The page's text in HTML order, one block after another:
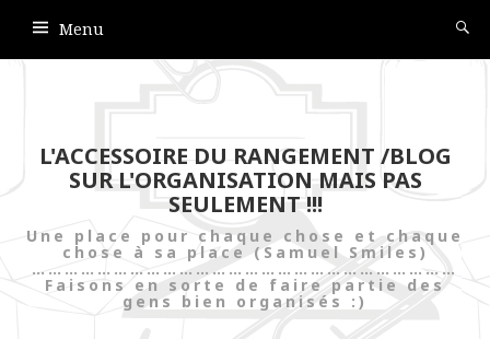
Menu
L'ACCESSOIRE DU RANGEMENT /BLOG
SUR L'ORGANISATION MAIS PAS
SEULEMENT !!!
Une place pour chaque chose et chaque
chose à sa place (Samuel Smiles)
……………………………………………………………………
Faisons en sorte de faire partie des
gens bien organisés :)